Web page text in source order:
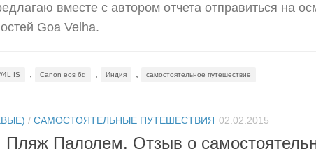
вместе с автором отчета отправиться на
Goa Velha.
4L IS , Canon eos 6d , Индия , самостоятельное путешествие
/ САМОСТОЯТЕЛЬНЫЕ ПУТЕШЕСТВИЯ 02.02.2015
Пляж Палолем. Отзыв о